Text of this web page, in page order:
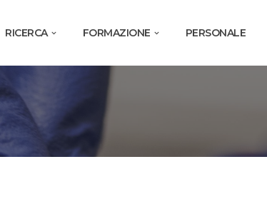
RICERCA FORMAZIONE PERSONALE